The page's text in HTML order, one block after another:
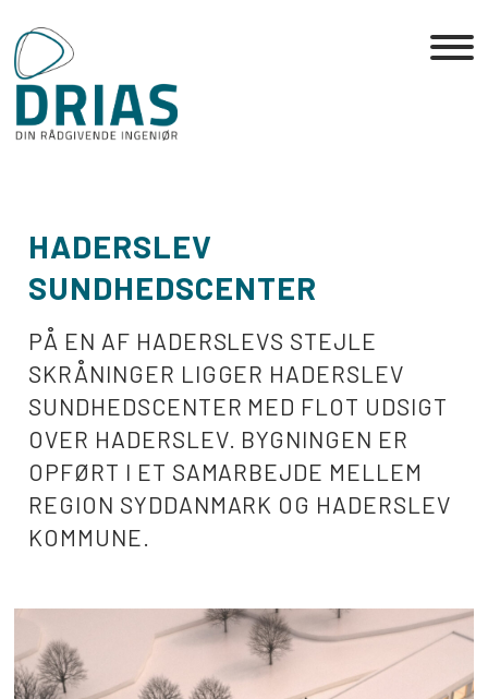
the
content
HADERSLEV
SUNDHEDSCENTER
PÅ EN AF HADERSLEVS STEJLE
SKRÅNINGER LIGGER HADERSLEV
SUNDHEDSCENTER MED FLOT UDSIGT
OVER HADERSLEV. BYGNINGEN ER
OPFØRT I ET SAMARBEJDE MELLEM
REGION SYDDANMARK OG HADERSLEV
KOMMUNE.